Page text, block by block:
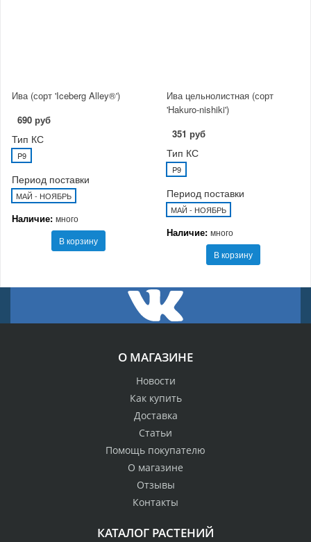
Ива (сорт 'Iceberg Alley®')
690 руб
Тип КС
P9
Период поставки
МАЙ - НОЯБРЬ
Наличие: много
В корзину
Ива цельнолистная (сорт
'Hakuro-nishiki')
351 руб
Тип КС
P9
Период поставки
МАЙ - НОЯБРЬ
Наличие: много
В корзину
О МАГАЗИНЕ
Новости
Как купить
Доставка
Статьи
Помощь покупателю
О магазине
Отзывы
Контакты
КАТАЛОГ РАСТЕНИЙ